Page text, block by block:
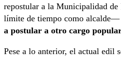
repostular a la Municipalidad
límite de tiempo como alcalde—
a postular a otro cargo
Pese a lo anterior, el actual edil